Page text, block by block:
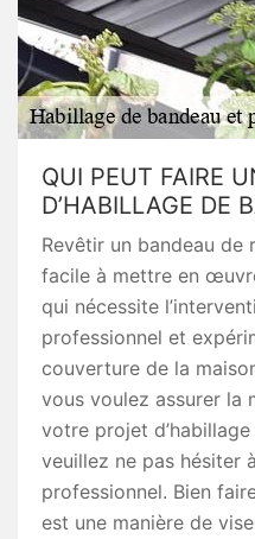
QUI PEUT FAIRE
D’HABILLAGE DE
Revêtir un bandeau de
facile à mettre en
qui nécessite
professionnel et
couverture de la
vous voulez assurer la
votre projet
veuillez ne pas hésiter
professionnel. Bien
est une manière de